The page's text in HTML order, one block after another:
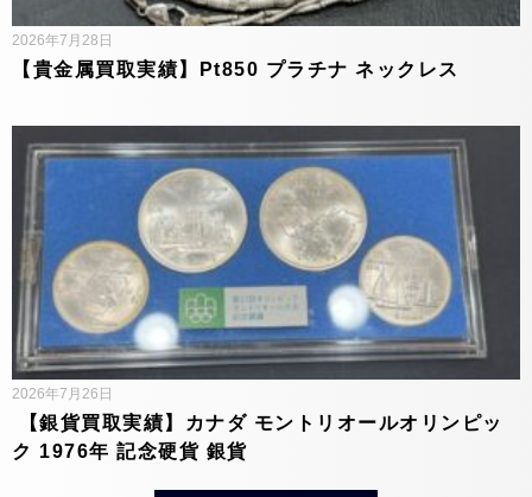
【貴金属買取実績】Pt850 プラチナ ネックレス
2026年7月28日
【銀貨買取実績】カナダ モントリオールオリンピッ
ク 1976年 記念硬貨 銀貨
2026年7月26日